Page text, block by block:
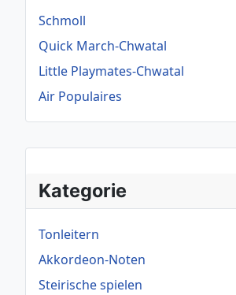
Kategorie
Tonleitern
Akkordeon-Noten
Steirische spielen
Schmoll
Quick March-Chwatal
Little Playmates-Chwatal
Air Populaires